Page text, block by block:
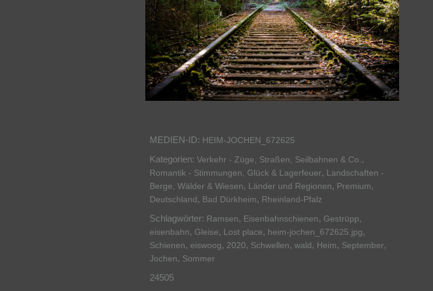
MEDIEN-ID: HEIM-JOCHEN_672625
Kategorien: Verkehr - Züge, Straßen, Seilbahnen & Co.,
Romantik - Stimmungen, Glück & Lagerfeuer, Landschaften -
Berge, Wälder & Wiesen, Länder und Regionen, Premium,
Deutschland, Bad Dürkheim, Rheinland-Pfalz
Schlagwörter: Ramsen, Eisenbahnschienen, Gestrüpp,
eisenbahn, Gleise, Lost place, heim-jochen_672625.jpg,
Schienen, eiswoog, 2020, Schwellen, wald, Heim, September,
Jochen, Sommer
24505